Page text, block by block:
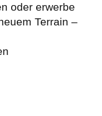
oder erwerbe
Terrain –